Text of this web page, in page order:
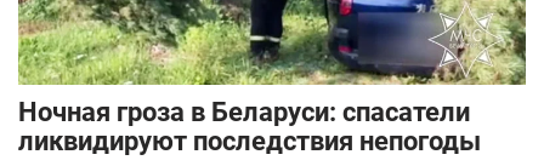
Ночная гроза в Беларуси: спасатели
ликвидируют последствия непогоды